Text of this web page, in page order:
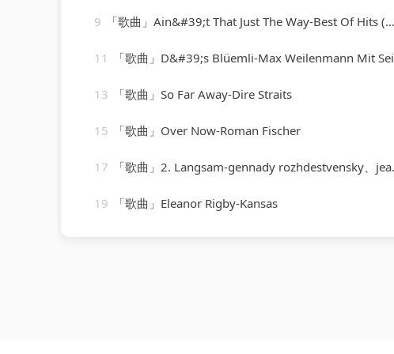
9 「歌曲」Ain&#39;t That Just The Way-Best Of Hits (最佳点击率)
11 「歌曲」D&#39;s Blüemli-Max Weilenmann Mit Seinen Volksmusikanten
13 「歌曲」So Far Away-Dire Straits
15 「歌曲」Over Now-Roman Fischer
17 「歌曲」2. Langsam-gennady rozhdestvensky、jean martinon、Paris Conservatoire Orchestra
19 「歌曲」Eleanor Rigby-Kansas